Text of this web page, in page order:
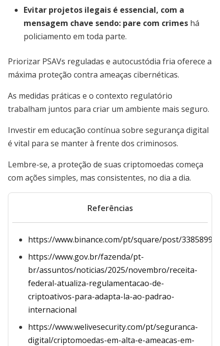
Evitar projetos ilegais é essencial, com a
mensagem chave sendo: pare com crimes há
policiamento em toda parte.
Priorizar PSAVs reguladas e autocustódia fria oferece a
máxima proteção contra ameaças cibernéticas.
As medidas práticas e o contexto regulatório
trabalham juntos para criar um ambiente mais seguro.
Investir em educação contínua sobre segurança digital
é vital para se manter à frente dos criminosos.
Lembre-se, a proteção de suas criptomoedas começa
com ações simples, mas consistentes, no dia a dia.
Referências
https://www.binance.com/pt/square/post/
https://www.gov.br/fazenda/pt-
br/assuntos/noticias/2025/novembro/receita-
federal-atualiza-regulamentacao-de-
criptoativos-para-adapta-la-ao-padrao-
internacional
https://www.welivesecurity.com/pt/seguranca-
digital/criptomoedas-em-alta-e-ameacas-em-